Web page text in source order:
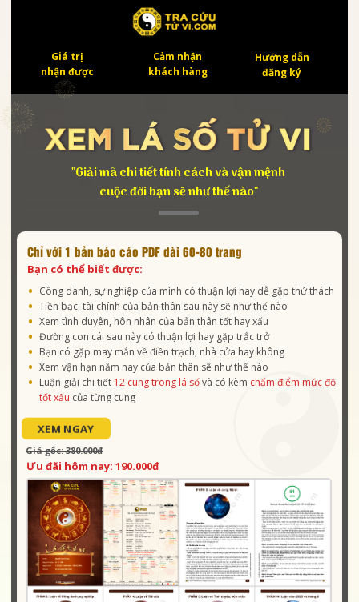
Giá trị
nhận được
Cảm nhận
khách hàng
Hướng dẫn
đăng ký
"Giải mã chi tiết tính cách và vận mệnh
cuộc đời bạn sẽ như thế nào"
Chỉ với 1 bản báo cáo PDF dài 60-80 trang
Bạn có thể biết được:
XEM NGAY
Giá gốc: 380.000đ
Ưu đãi hôm nay: 190.000đ
Công danh, sự nghiệp của mình có thuận lợi hay dễ gặp thử thách
Tiền bạc, tài chính của bản thân sau này sẽ như thế nào
Xem tình duyên, hôn nhân của bản thân tốt hay xấu
Đường con cái sau này có thuận lợi hay gặp trắc trở
Bạn có gặp may mắn về điền trạch, nhà cửa hay không
Xem vận hạn năm nay của bản thân sẽ như thế nào
Luận giải chi tiết 12 cung trong lá sốvà có kèm chấm điểm mức độ
tốt xấu của từng cung